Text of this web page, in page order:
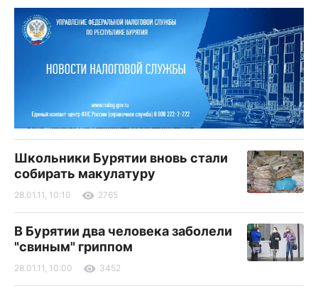
Школьники Бурятии вновь стали
собирать макулатуру
28.01.11, 10:10 2765
В Бурятии два человека заболели
"свиным" гриппом
28.01.11, 10:00 3452